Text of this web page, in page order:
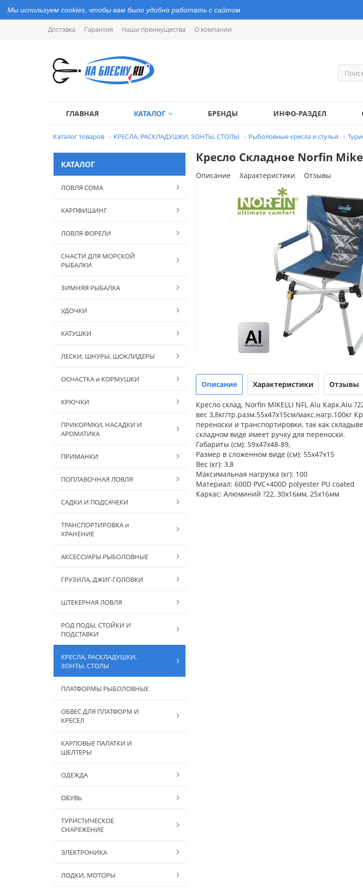
Мы используем cookies, чтобы вам было удобно работать с сайтом
Доставка Гарантия Наши преимущества О компании
ГЛАВНАЯ КАТАЛОГ БРЕНДЫ ИНФО-РАЗДЕЛ
Каталог товаров КРЕСЛА, РАСКЛАДУШКИ, ЗОНТЫ, СТОЛЫ Рыболовные кресла и стулья
КАТАЛОГ
ЛОВЛЯ СОМА
КАРПФИШИНГ
ЛОВЛЯ ФОРЕЛИ
СНАСТИ ДЛЯ МОРСКОЙ
РЫБАЛКИ
ЗИМНЯЯ РЫБАЛКА
УДОЧКИ
КАТУШКИ
ЛЕСКИ, ШНУРЫ, ШОКЛИДЕРЫ
ОСНАСТКА и КОРМУШКИ
КРЮЧКИ
ПРИКОРМКИ, НАСАДКИ И
АРОМАТИКА
ПРИМАНКИ
ПОПЛАВОЧНАЯ ЛОВЛЯ
САДКИ И ПОДСАЧЕКИ
ТРАНСПОРТИРОВКА и
ХРАНЕНИЕ
АКСЕССУАРЫ РЫБОЛОВНЫЕ
ГРУЗИЛА, ДЖИГ-ГОЛОВКИ
ШТЕКЕРНАЯ ЛОВЛЯ
РОД ПОДЫ, СТОЙКИ И
ПОДСТАВКИ
КРЕСЛА, РАСКЛАДУШКИ,
ЗОНТЫ, СТОЛЫ
ПЛАТФОРМЫ РЫБОЛОВНЫЕ
ОБВЕС ДЛЯ ПЛАТФОРМ И
КРЕСЕЛ
КАРПОВЫЕ ПАЛАТКИ И
ШЕЛТЕРЫ
ОДЕЖДА
ОБУВЬ
ТУРИСТИЧЕСКОЕ
СНАРЕЖЕНИЕ
ЭЛЕКТРОНИКА
ЛОДКИ, МОТОРЫ
Кресло Складное Norfin
Описание Характеристики
Отзывы
Описание Характеристики Отзывы
Кресло склад. Norfin MIKELLI NFL Alu Карк.Alu
вес 3,8кг/тр.разм.55x47x15см/макс.нагр.100кг
переноски и транспортировки, так как
складном виде имеет ручку для переноски.
Габариты (см): 59x47x48-89,
Размер в сложенном виде (см): 55x47x15
Вес (кг): 3,8
Максимальная нагрузка (кг): 100
Материал: 600D PVC+400D polyester PU coated
Каркас: Алюминий ?22, 30x16мм, 25x16мм